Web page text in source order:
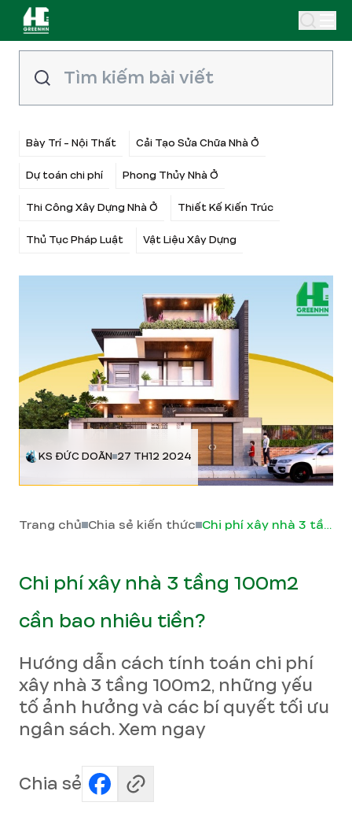
Bày Trí - Nội Thất Cải Tạo Sửa Chữa Nhà Ở
Dự toán chi phí Phong Thủy Nhà Ở
Thi Công Xây Dựng Nhà Ở Thiết Kế Kiến Trúc
Thủ Tục Pháp Luật Vật Liệu Xây Dựng
KS ĐỨC DOÃN 27 TH12 2024
Trang chủ Chia sẻ kiến thức Chi phí xây nhà 3 tầng 100m2 cần bao nhiêu tiền?
Chi phí xây nhà 3 tầng 100m2
cần bao nhiêu tiền?
Hướng dẫn cách tính toán chi phí
xây nhà 3 tầng 100m2, những yếu
tố ảnh hưởng và các bí quyết tối ưu
ngân sách. Xem ngay
Chia sẻ